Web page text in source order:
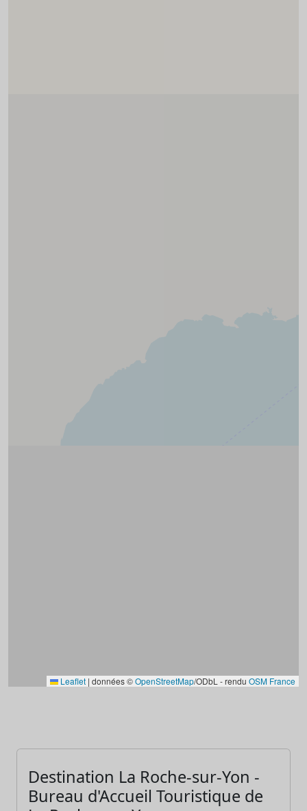
Leaflet | données ©OpenStreetMap/ODbL - rendu OSM France
Destination La Roche-sur-Yon -
Bureau d'Accueil Touristique de